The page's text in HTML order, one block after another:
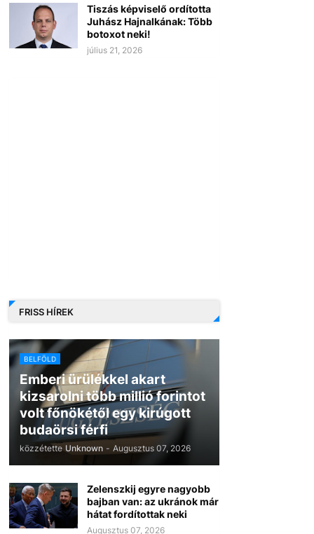
Tiszás képviselő ordította
Juhász Hajnalkának: Több
botoxot neki!
július 21, 2026
FRISS HÍREK
BELFÖLD
Emberi ürülékkel akart
kizsarolni több millió forintot
volt főnökétől egy kirúgott
budaörsi férfi
közzétette Unknown - Augusztus 07, 2026
Zelenszkij egyre nagyobb
bajban van: az ukránok már
hátat fordítottak neki
Augusztus 07, 2026